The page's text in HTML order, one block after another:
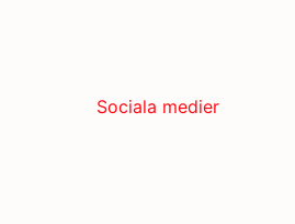
Sociala medier